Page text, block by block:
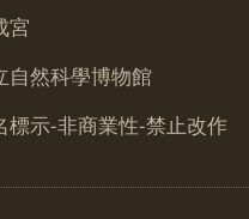
宮
自然科學博物館
標示-非商業性-禁止改作